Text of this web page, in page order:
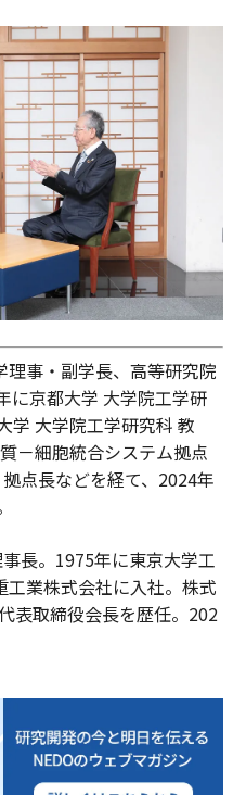
理事・副学長、高等研究院
に京都大学 大学院工学研
学 大学院工学研究科 教
－細胞統合システム拠点
点長などを経て、2024年
長。1975年に東京大学工
業株式会社に入社。株式
表取締役会長を歴任。202